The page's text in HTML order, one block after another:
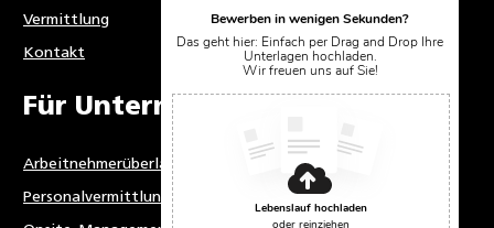
Vermittlung
Kontakt
Für Unternehmen
Arbeitnehmerüberlassung
Personalvermittlung
Bewerben in wenigen Sekunden?
Das geht hier: Einfach per Drag and Drop Ihre
Unterlagen hochladen.
Wir freuen uns auf Sie!
Lebenslauf hochladen
oder reinziehen